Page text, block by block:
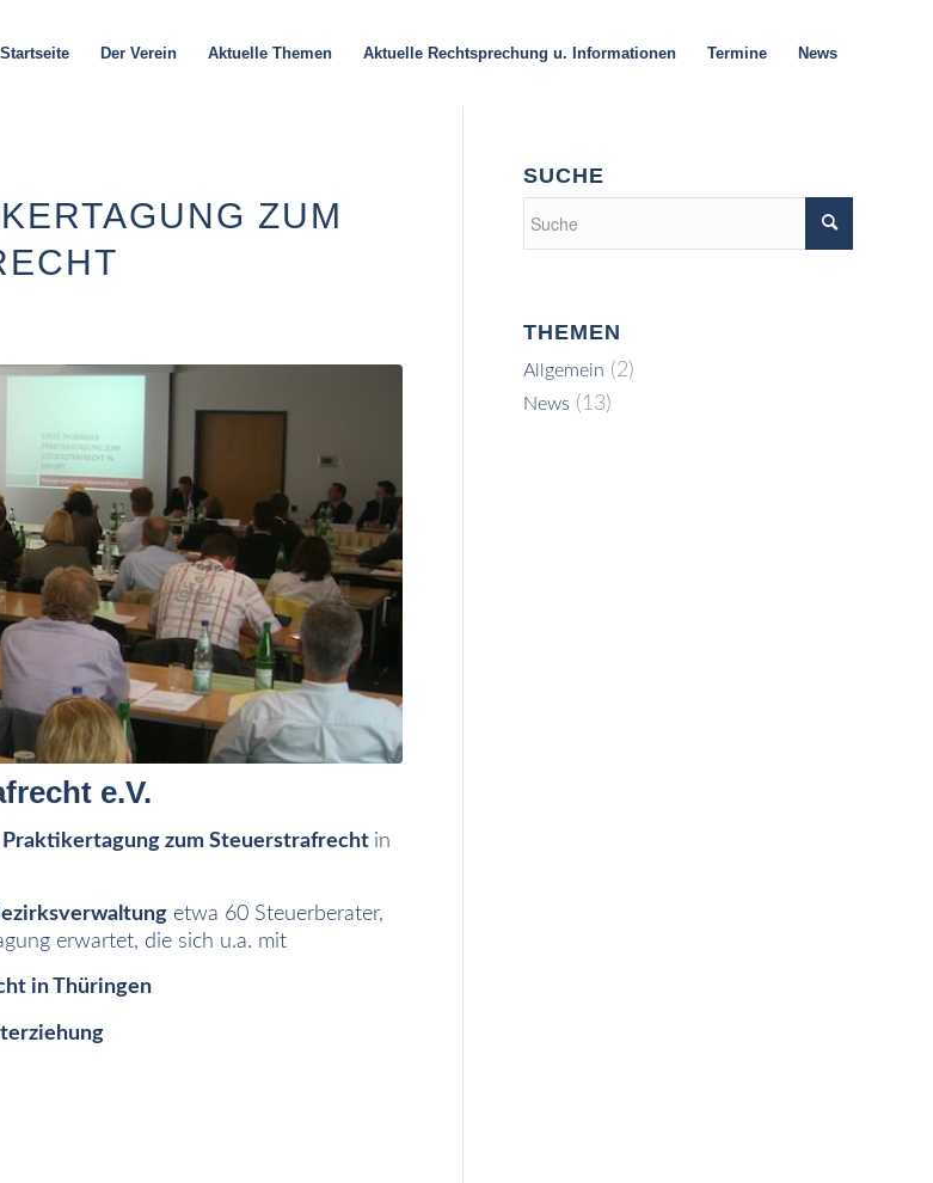
Startseite Der Verein Aktuelle Themen Aktuelle Rechtsprechung u. Informationen Termine News
ZUM
e.V.
Praktikertagung zum Steuerstrafrecht in
etwa 60 Steuerberater,
erwartet, die sich u.a. mit
in Thüringen
SUCHE
THEMEN
Allgemein (2)
News (13)